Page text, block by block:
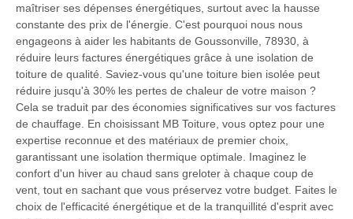
maîtriser ses dépenses énergétiques, surtout avec la hausse
constante des prix de l'énergie. C'est pourquoi nous nous
engageons à aider les habitants de Goussonville, 78930, à
réduire leurs factures énergétiques grâce à une isolation de
toiture de qualité. Saviez-vous qu'une toiture bien isolée peut
réduire jusqu'à 30% les pertes de chaleur de votre maison ?
Cela se traduit par des économies significatives sur vos factures
de chauffage. En choisissant MB Toiture, vous optez pour une
expertise reconnue et des matériaux de premier choix,
garantissant une isolation thermique optimale. Imaginez le
confort d'un hiver au chaud sans greloter à chaque coup de
vent, tout en sachant que vous préservez votre budget. Faites le
choix de l'efficacité énergétique et de la tranquillité d'esprit avec